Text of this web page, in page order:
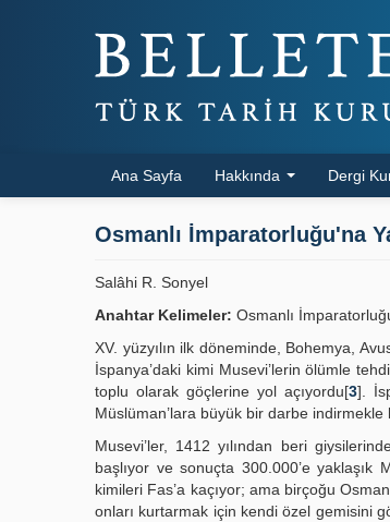
Ana Sayfa Hakkında Dergi
Osmanlı İmparatorluğu'na
Salâhi R. Sonyel
Anahtar Kelimeler: Osmanlı
XV. yüzyılın ilk döneminde, Bohemya,
İspanya’daki kimi Musevi’lerin ölümle
toplu olarak göçlerine yol açıyordu[3].
Müslüman’lara büyük bir darbe indirmekle
Musevi’ler, 1412 yılından beri
başlıyor ve sonuçta 300.000’e yaklaşık
kimileri Fas’a kaçıyor; ama birçoğu
onları kurtarmak için kendi özel gemisini